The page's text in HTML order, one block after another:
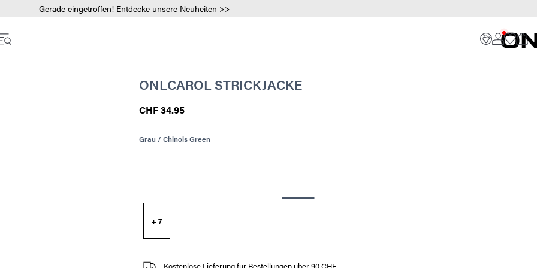
Gerade eingetroffen! Entdecke unsere Neuheiten >>
ONLCAROL STRICKJACKE
CHF 34.95
Grau / Chinois Green
+ 7